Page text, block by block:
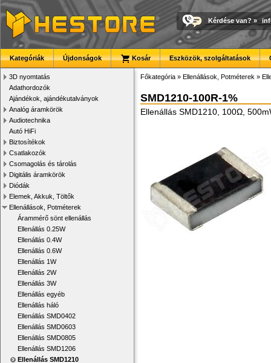
Kérdése van? »
Kategóriák Újdonságok Kosár Eszközök, szolgáltatások
3D nyomtatás
Adathordozók
Ajándékok, ajándékutalványok
Analóg áramkörök
Audiotechnika
Autó HiFi
Biztosítékok
Csatlakozók
Csomagolás és tárolás
Digitális áramkörök
Diódák
Elemek, Akkuk, Töltők
Ellenállások, Potméterek
Árammérő sönt ellenállás
Ellenállás 0.25W
Ellenállás 0.4W
Ellenállás 0.6W
Ellenállás 1W
Ellenállás 2W
Ellenállás 3W
Ellenállás egyéb
Ellenállás háló
Ellenállás SMD0402
Ellenállás SMD0603
Ellenállás SMD0805
Ellenállás SMD1206
Ellenállás SMD1210
Főkategória » Ellenállások, Potméterek »
SMD1210-100R-1%
Ellenállás SMD1210, 100Ω,